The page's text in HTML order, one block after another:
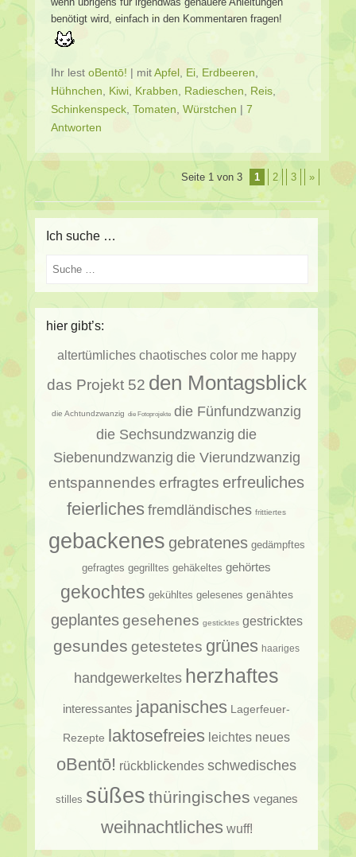
benötigt wird, einfach in den Kommentaren fragen!
Ihr lest oBentō! | mitApfel Ei Erdbeeren
Hühnchen
Kiwi Krabben Radieschen Reis
Schinkenspeck Tomaten Würstchen | 7
Antworten
Beitragsverzeichnis Seite 1 von 3 1 2 3 »
Ich suche …
Suche
hier gibt’s:
altertümliches chaotisches color me happy
das Projekt 52 den Montagsblick
die Achtundzwanzig die Fotoprojekte die Fünfundzwanzig
die Sechsundzwanzig die
Siebenundzwanzig die Vierundzwanzig
entspannendes erfragtes erfreuliches
feierliches fremdländisches frittiertes
gebackenes gebratenes gedämpftes
gefragtes gegrilltes gehäkeltes gehörtes
gekochtes gekühltes gelesenes genähtes
geplantesgesehenes gesticktes gestricktes
gesundes getestetes grünes haariges
handgewerkeltes herzhaftes
interessantes japanisches Lagerfeuer-
Rezepte laktosefreies leichtes neues
oBentō! rückblickendes schwedisches
stilles süßes thüringisches veganes
weihnachtliches wuff!